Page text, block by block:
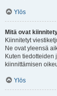
Ylös
Mitä ovat
Kiinnitetyt
Ne ovat yleensä
Kuten tiedotteiden
kiinnittämisen
Ylös